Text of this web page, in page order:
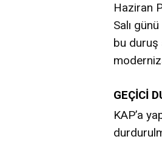
Haziran
Salı
bu duruş
GEÇİCİ
KAP’a